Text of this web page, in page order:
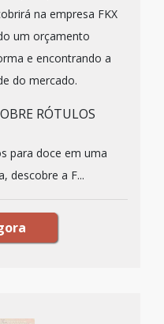
na empresa FKX
um orçamento
e encontrando a
do mercado.
RÓTULOS
para doce em uma
descobre a F...